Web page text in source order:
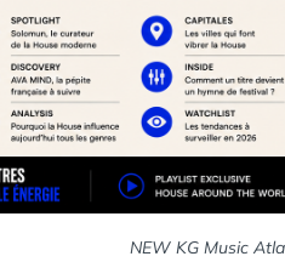
NEW KG Music